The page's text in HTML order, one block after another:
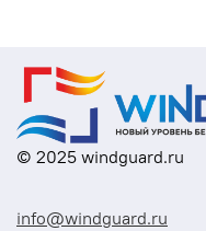
info@windguard.ru
© 2025 windguard.ru